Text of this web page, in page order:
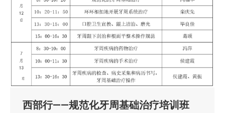
西部行——规范化牙周基础治疗培训班